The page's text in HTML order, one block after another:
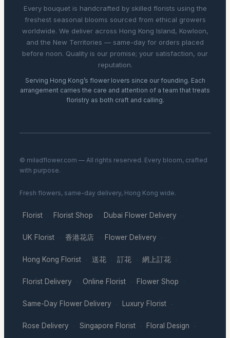
Every bouquet is handcrafted by skilled florists using the
freshest seasonal blooms sourced from ethical growers
worldwide. We deliver across Hong Kong Island, Kowloon,
and the New Territories — same-day for orders placed
before noon. Quality is our promise; your satisfaction, our
reputation.
Serving Hong Kong’s flower lovers since our founding. Each
arrangement carries the care and attention of a team that treats
floristry as both craft and calling.
© miladflower.com — All rights reserved. Every bloom, crafted
with purpose.
Fresh flowers, same-day delivery, Hong Kong wide.
Florist · Florist Shop · Dubai Flower Delivery ·
UK Florist · 香港花店 · Flower Delivery ·
Hong Kong Florist · 送花 · 訂花 · 網上訂花 ·
Florist Delivery · Online Florist · Flower Shop ·
Same-Day Flower Delivery · Luxury Florist ·
Rose Delivery · Singapore Florist · Floral Design ·